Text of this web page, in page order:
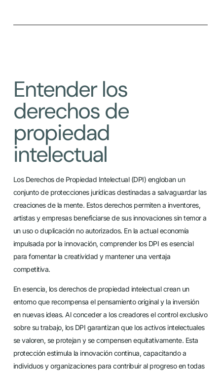
Entender los
derechos de
propiedad
intelectual
Los Derechos de Propiedad Intelectual (DPI) engloban un
conjunto de protecciones jurídicas destinadas a salvaguardar las
creaciones de la mente. Estos derechos permiten a inventores,
artistas y empresas beneficiarse de sus innovaciones sin temor a
un uso o duplicación no autorizados. En la actual economía
impulsada por la innovación, comprender los DPI es esencial
para fomentar la creatividad y mantener una ventaja
competitiva.
En esencia, los derechos de propiedad intelectual crean un
entorno que recompensa el pensamiento original y la inversión
en nuevas ideas. Al conceder a los creadores el control exclusivo
sobre su trabajo, los DPI garantizan que los activos intelectuales
se valoren, se protejan y se compensen equitativamente. Esta
protección estimula la innovación continua, capacitando a
individuos y organizaciones para contribuir al progreso en todas